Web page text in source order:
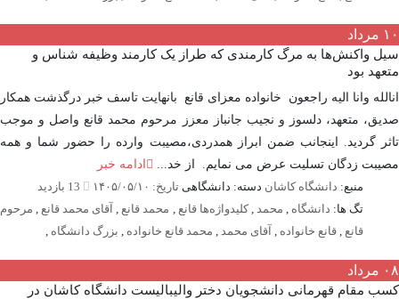
مرداد
واکنش‌ها به مرگ کارمندی که طراز یک کارمند وظیفه شناس و
بود
وانا الیه راجعون خانواده معزای قانع بانهایت تاسف خبر درگذشت همکار
متعهد، دلسوز و نجیب جانباز معزز مرحوم محمد قانع واصل و موجب
گردید. اینجانب ضمن ابراز همدردی،مصیبت وارده را حضور شما و همه
زدگان تسلیت عرض می نمایم. از خد... ادامه خبر
منبع:دانشگاه کاشان دسته: دانشگاهیتاریخ: ۱۴۰۵/۰۵/۱۰
13 بازدید
تگ ها:دانشگاه,محمد,کلیدواژه‌ها قانع,محمد قانع,آقای محمد قانع,مرحوم
قانع,قانع خانواده ,آقای محمد,محمد قانع خانواده ,بزرگ دانشگاه,
مرداد
مقام قهرمانی دانشجویان دختر والیبالیست دانشگاه کاشان در